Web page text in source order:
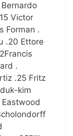
Victor
Forman .
.20 Ettore
.
.25 Fritz
kim